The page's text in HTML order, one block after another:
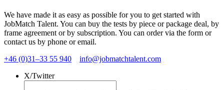
We have made it as easy as possible for you to get started with
JobMatch Talent. You can buy the tests by piece or package deal, by
frame agreement or by subscription. You can order via the form or
contact us by phone or email.
+46 (0)31–33 55 940
info@jobmatchtalent.com
X/Twitter